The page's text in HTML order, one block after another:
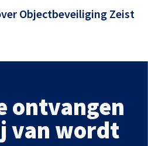
Objectbeveiliging Zeist
ontvangen
van wordt